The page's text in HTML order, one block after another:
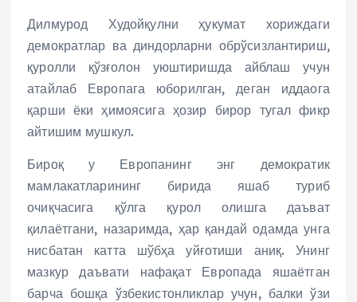
Дилмурод Худойқулни ҳукумат хориждаги
демократлар ва диндорларни обрўсизлантириш,
қуролли қўзғолон уюштиришда айблаш учун
атайлаб Европага юборилган, деган иддаога
қарши ёки ҳимоясига ҳозир бирор тугал фикр
айтишим мушкул.
Бироқ у Европанинг энг демократик
мамлакатларининг бирида яшаб туриб
очиқчасига қўлга қурол олишга даъват
қилаётгани, назаримда, ҳар қандай одамда унга
нисбатан катта шўбҳа уйғотиши аниқ. Унинг
мазкур даъвати нафақат Европада яшаётган
барча бошқа ўзбекистонликлар учун, балки ўзи